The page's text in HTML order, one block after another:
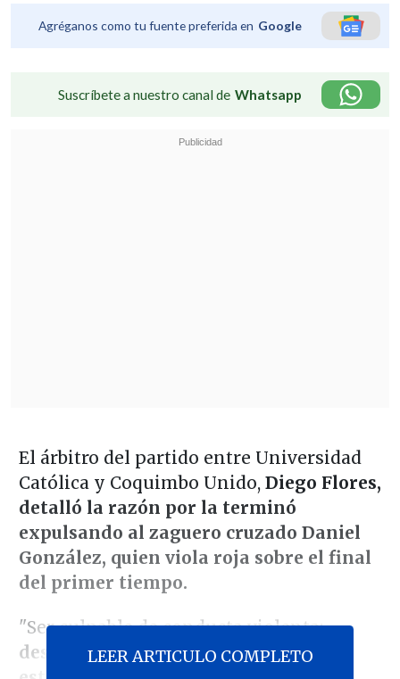
Agréganos como tu fuente preferida en Google
Suscríbete a nuestro canal de Whatsapp
El árbitro del partido entre Universidad
Católica y Coquimbo Unido, Diego Flores,
detalló la razón por la terminó
expulsando al zaguero cruzado Daniel
González, quien viola roja sobre el final
del primer tiempo.
"Ser culpable de conducta violenta;
después de sancionar una falta y no
LEER ARTICULO COMPLETO